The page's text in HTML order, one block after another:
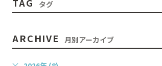
TAG タグ
ARCHIVE 月別アーカイブ